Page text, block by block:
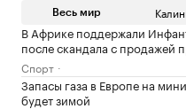
Весь мир
В Африке поддержали
после скандала с продажей
Спорт
Запасы газа в Европе на
будет зимой